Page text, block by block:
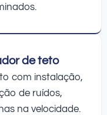
de teto
com instalação,
de ruídos,
na velocidade.